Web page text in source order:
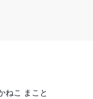
こ まこと